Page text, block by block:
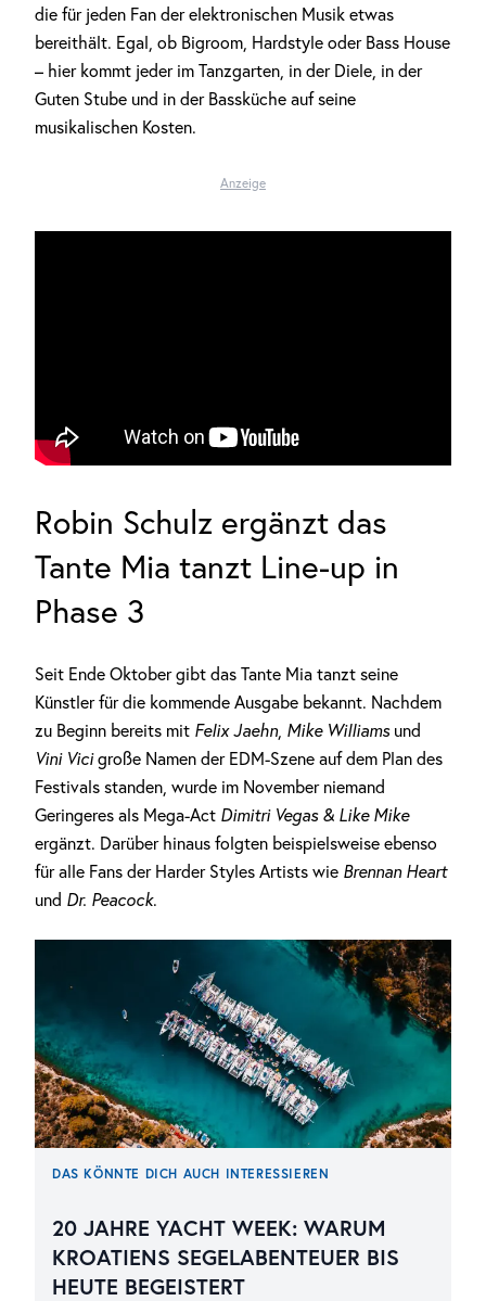
die für jeden Fan der elektronischen Musik etwas
bereithält. Egal, ob Bigroom, Hardstyle oder Bass House
– hier kommt jeder im Tanzgarten, in der Diele, in der
Guten Stube und in der Bassküche auf seine
musikalischen Kosten.
Anzeige
Robin Schulz ergänzt das
Tante Mia tanzt Line-up in
Phase 3
Seit Ende Oktober gibt das Tante Mia tanzt seine
Künstler für die kommende Ausgabe bekannt. Nachdem
zu Beginn bereits mit Felix Jaehn, Mike Williamsund
Vini Vicigroße Namen der EDM-Szene auf dem Plan des
Festivals standen, wurde im November niemand
Geringeres als Mega-Act Dimitri Vegas & Like Mike
ergänzt. Darüber hinaus folgten beispielsweise ebenso
für alle Fans der Harder Styles Artists wie Brennan Heart
und Dr. Peacock.
DAS KÖNNTE DICH AUCH INTERESSIEREN
20 JAHRE YACHT WEEK: WARUM
KROATIENS SEGELABENTEUER BIS
HEUTE BEGEISTERT